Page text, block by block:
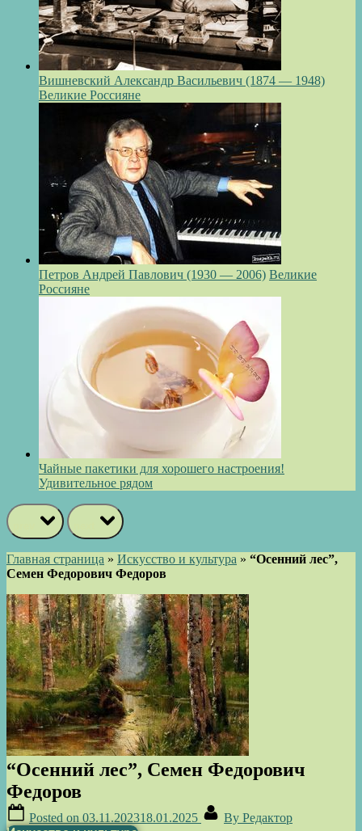
Вишневский Александр Васильевич (1874 — 1948)
Великие Россияне
Петров Андрей Павлович (1930 — 2006) Великие
Россияне
Чайные пакетики для хорошего настроения!
Удивительное рядом
Главная страница » Искусство и культура » “Осенний лес”,
Семен Федорович Федоров
“Осенний лес”, Семен Федорович
Федоров
Posted on 03.11.202318.01.2025 By Редактор